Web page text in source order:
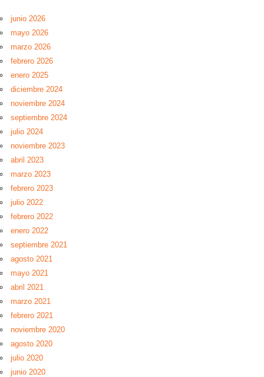
junio 2026
mayo 2026
marzo 2026
febrero 2026
enero 2025
diciembre 2024
noviembre 2024
septiembre 2024
julio 2024
noviembre 2023
abril 2023
marzo 2023
febrero 2023
julio 2022
febrero 2022
enero 2022
septiembre 2021
agosto 2021
mayo 2021
abril 2021
marzo 2021
febrero 2021
noviembre 2020
agosto 2020
julio 2020
junio 2020